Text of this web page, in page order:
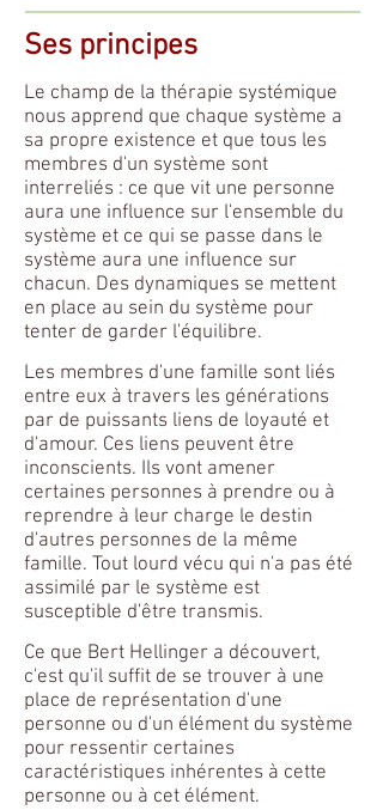
Ses principes
Le champ de la thérapie systémique
nous apprend que chaque système a
sa propre existence et que tous les
membres d'un système sont
interreliés : ce que vit une personne
aura une influence sur l'ensemble du
système et ce qui se passe dans le
système aura une influence sur
chacun. Des dynamiques se mettent
en place au sein du système pour
tenter de garder l'équilibre.
Les membres d'une famille sont liés
entre eux à travers les générations
par de puissants liens de loyauté et
d'amour. Ces liens peuvent être
inconscients. Ils vont amener
certaines personnes à prendre ou à
reprendre à leur charge le destin
d'autres personnes de la même
famille. Tout lourd vécu qui n'a pas été
assimilé par le système est
susceptible d'être transmis.
Ce que Bert Hellinger a découvert,
c'est qu'il suffit de se trouver à une
place de représentation d'une
personne ou d'un élément du système
pour ressentir certaines
caractéristiques inhérentes à cette
personne ou à cet élément.